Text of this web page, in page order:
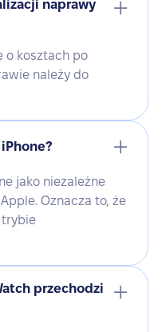
naprawy
o kosztach po
należy do
jako niezależne
Oznacza to, że
trybie
przechodzi